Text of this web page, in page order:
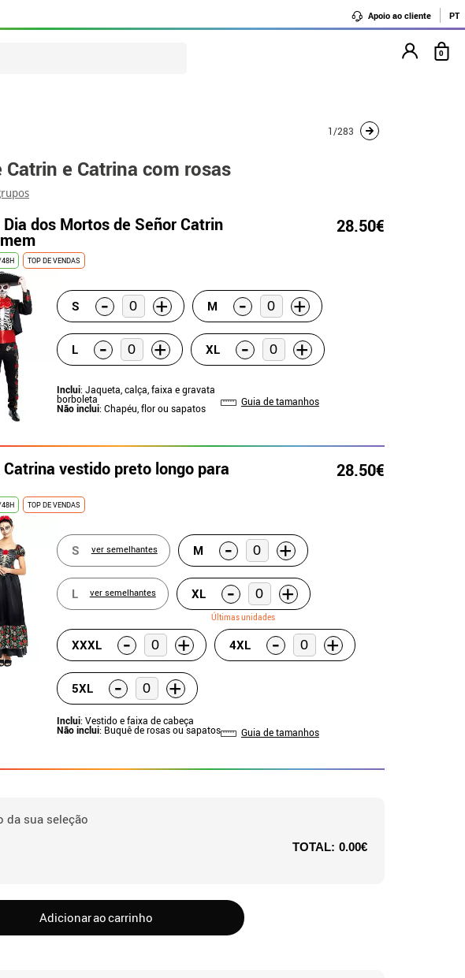
Apoio ao cliente PT
0
1/283
Catrin e Catrina com rosas
Dia dos Mortos de Señor Catrin 28.50€
48H TOP DE VENDAS
S - + M - +
L - + XL - +
Inclui: Jaqueta, calça, faixa e gravata
borboleta
Não inclui: Chapéu, flor ou sapatos
Guia de tamanhos
Catrina vestido preto longo para 28.50€
48H TOP DE VENDAS
S ver semelhantes M - +
L ver semelhantes XL - +
Últimas unidades
XXXL - + 4XL - +
5XL - +
Inclui: Vestido e faixa de cabeça
Não inclui: Buquê de rosas ou sapatos Guia de tamanhos
da sua seleção
TOTAL: 0.00€
Adicionar ao carrinho